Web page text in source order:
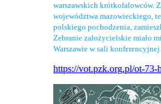
warszawskich krótkofalowców.
województwa mazowieckiego,
polskiego pochodzenia,
Zebranie założycielskie miało
Warszawie w sali
https://vot.pzk.org.pl/ot-73-